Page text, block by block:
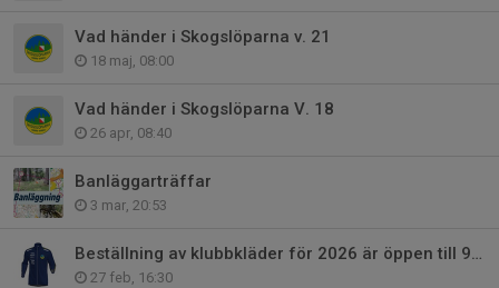
Vad händer i Skogslöparna v. 21
18 maj, 08:00
Vad händer i Skogslöparna V. 18
26 apr, 08:40
Banläggarträffar
3 mar, 20:53
Beställning av klubbkläder för 2026 är öppen till 9 mars!!
27 feb, 16:30